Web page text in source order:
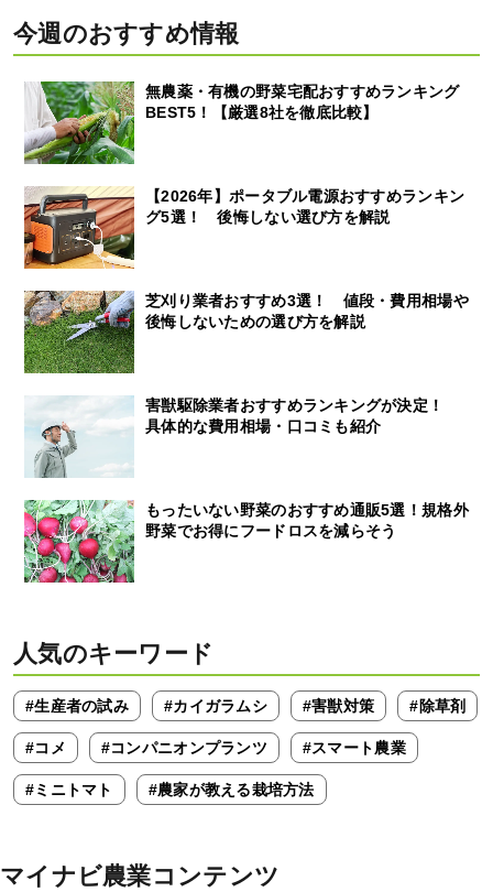
今週のおすすめ情報
無農薬・有機の野菜宅配おすすめランキング
BEST5！【厳選8社を徹底比較】
【2026年】ポータブル電源おすすめランキン
グ5選！ 後悔しない選び方を解説
芝刈り業者おすすめ3選！ 値段・費用相場や
後悔しないための選び方を解説
害獣駆除業者おすすめランキングが決定！
具体的な費用相場・口コミも紹介
もったいない野菜のおすすめ通販5選！規格外
野菜でお得にフードロスを減らそう
人気のキーワード
#生産者の試み #カイガラムシ #害獣対策 #除草剤
#コメ #コンパニオンプランツ #スマート農業
#ミニトマト #農家が教える栽培方法
マイナビ農業コンテンツ